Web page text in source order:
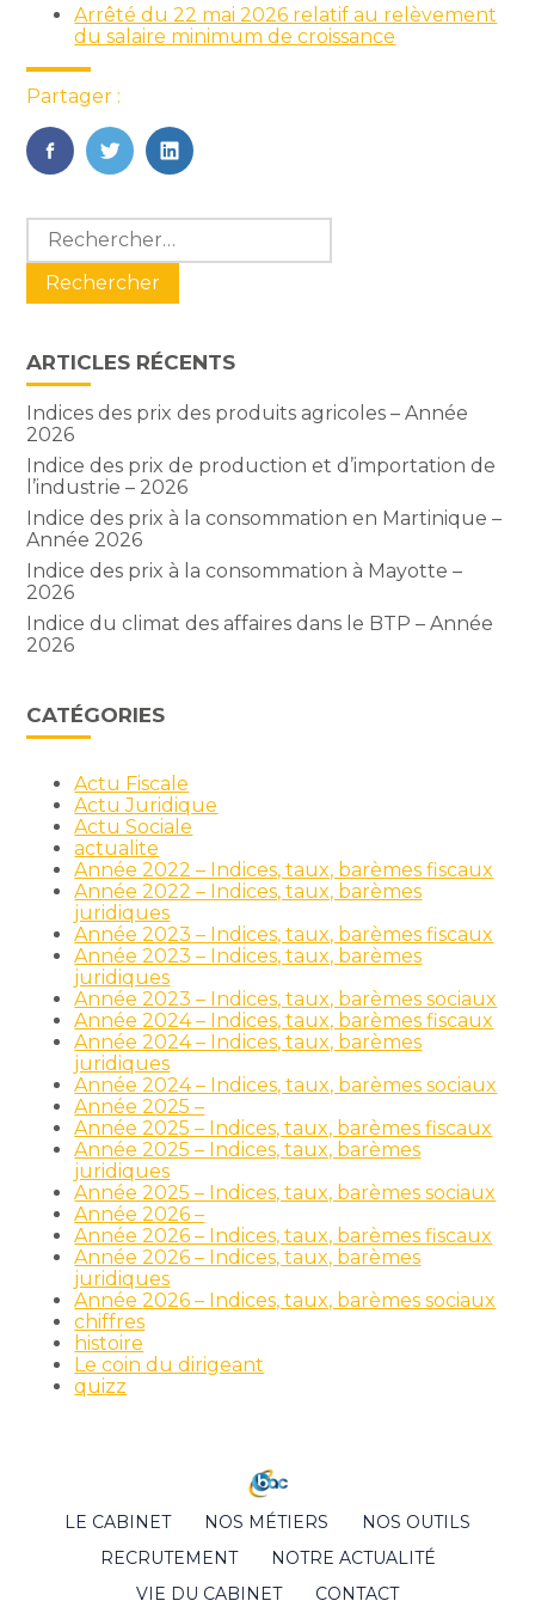
Arrêté du 22 mai 2026 relatif au relèvement
du salaire minimum de croissance
Partager :
FaceBook
TwitterLinkedIn
Blog
sidebar
Rechercher :
ARTICLES RÉCENTS
Indices des prix des produits agricoles – Année
2026
Indice des prix de production et d’importation de
l’industrie – 2026
Indice des prix à la consommation en Martinique –
Année 2026
Indice des prix à la consommation à Mayotte –
2026
Indice du climat des affaires dans le BTP – Année
2026
CATÉGORIES
Actu Fiscale
Actu Juridique
Actu Sociale
actualite
Année 2022 – Indices, taux, barèmes fiscaux
Année 2022 – Indices, taux, barèmes
juridiques
Année 2023 – Indices, taux, barèmes fiscaux
Année 2023 – Indices, taux, barèmes
juridiques
Année 2023 – Indices, taux, barèmes sociaux
Année 2024 – Indices, taux, barèmes fiscaux
Année 2024 – Indices, taux, barèmes
juridiques
Année 2024 – Indices, taux, barèmes sociaux
Année 2025 –
Année 2025 – Indices, taux, barèmes fiscaux
Année 2025 – Indices, taux, barèmes
juridiques
Année 2025 – Indices, taux, barèmes sociaux
Année 2026 –
Année 2026 – Indices, taux, barèmes fiscaux
Année 2026 – Indices, taux, barèmes
juridiques
Année 2026 – Indices, taux, barèmes sociaux
chiffres
histoire
Le coin du dirigeant
quizz
Footer
LE CABINET NOS MÉTIERS
NOS OUTILS
RECRUTEMENT
NOTRE ACTUALITÉ
VIE DU CABINET
CONTACT